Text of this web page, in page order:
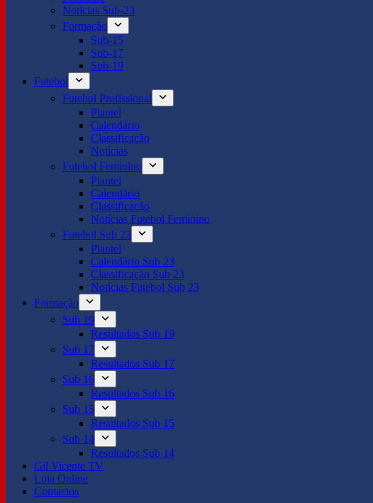
Notícias Sub-23
Formação
Sub-15
Sub-17
Sub-19
Futebol
Futebol Profissional
Plantel
Calendário
Classificação
Notícias
Futebol Feminino
Plantel
Calendário
Classificação
Notícias Futebol Feminino
Futebol Sub 23
Plantel
Calendário Sub 23
Classificação Sub 23
Notícias Futebol Sub 23
Formação
Sub 19
Resultados Sub 19
Sub 17
Resultados Sub 17
Sub 16
Resultados Sub 16
Sub 15
Resultados Sub 15
Sub 14
Resultados Sub 14
Gil Vicente TV
Loja Online
Contactos